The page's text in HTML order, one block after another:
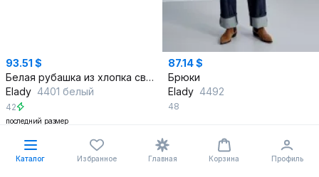
93.51 $
Белая рубашка из хлопка свободного кроя в стиле кэжуал
Elady 4401 белый
42
последний размер
В корзину
87.14 $
Брюки
Elady 4492
48
В корзину
Каталог Избранное Главная Корзина Профиль